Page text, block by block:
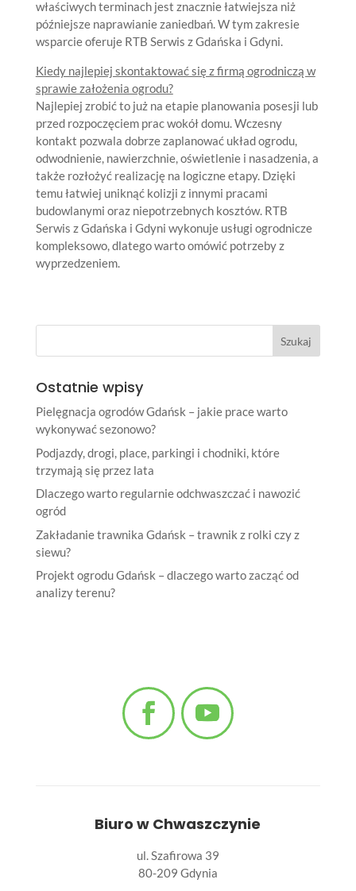
właściwych terminach jest znacznie łatwiejsza niż
późniejsze naprawianie zaniedbań. W tym zakresie
wsparcie oferuje RTB Serwis z Gdańska i Gdyni.
Kiedy najlepiej skontaktować się z firmą ogrodniczą w
sprawie założenia ogrodu?
Najlepiej zrobić to już na etapie planowania posesji lub
przed rozpoczęciem prac wokół domu. Wczesny
kontakt pozwala dobrze zaplanować układ ogrodu,
odwodnienie, nawierzchnie, oświetlenie i nasadzenia, a
także rozłożyć realizację na logiczne etapy. Dzięki
temu łatwiej uniknąć kolizji z innymi pracami
budowlanymi oraz niepotrzebnych kosztów. RTB
Serwis z Gdańska i Gdyni wykonuje usługi ogrodnicze
kompleksowo, dlatego warto omówić potrzeby z
wyprzedzeniem.
Ostatnie wpisy
Pielęgnacja ogrodów Gdańsk – jakie prace warto
wykonywać sezonowo?
Podjazdy, drogi, place, parkingi i chodniki, które
trzymają się przez lata
Dlaczego warto regularnie odchwaszczać i nawozić
ogród
Zakładanie trawnika Gdańsk – trawnik z rolki czy z
siewu?
Projekt ogrodu Gdańsk – dlaczego warto zacząć od
analizy terenu?
Biuro w Chwaszczynie
ul. Szafirowa 39
80-209 Gdynia